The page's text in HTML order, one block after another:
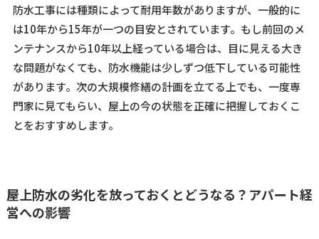
防水工事には種類によって耐用年数がありますが、一般的に
は10年から15年が一つの目安とされています。もし前回のメ
ンテナンスから10年以上経っている場合は、目に見える大き
な問題がなくても、防水機能は少しずつ低下している可能性
があります。次の大規模修繕の計画を立てる上でも、一度専
門家に見てもらい、屋上の今の状態を正確に把握しておくこ
とをおすすめします。
屋上防水の劣化を放っておくとどうなる？アパート経
営への影響